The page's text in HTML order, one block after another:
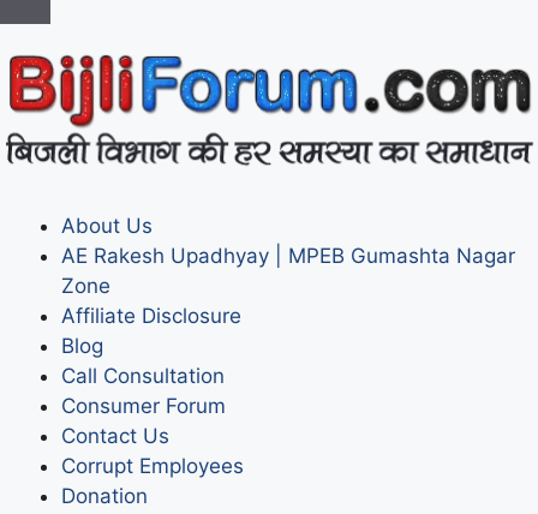
About Us
AE Rakesh Upadhyay | MPEB Gumashta Nagar
Zone
Affiliate Disclosure
Blog
Call Consultation
Consumer Forum
Contact Us
Corrupt Employees
Donation